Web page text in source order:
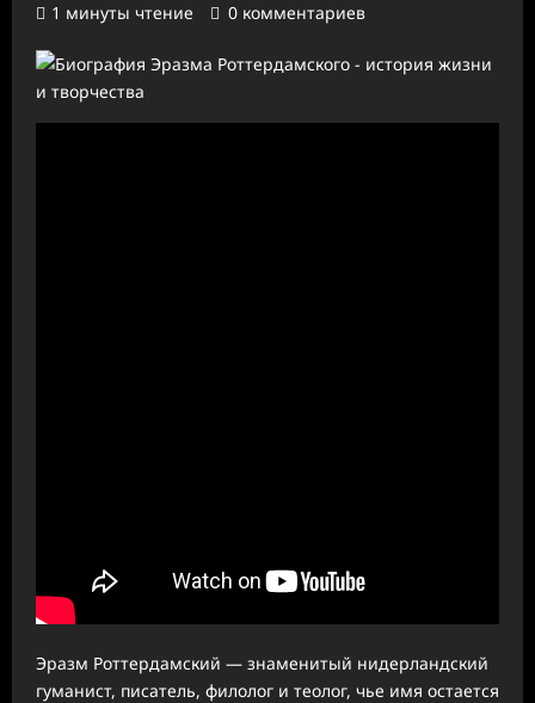
1 минуты чтение
0 комментариев
Эразм Роттердамский — знаменитый нидерландский
гуманист, писатель, филолог и теолог, чье имя остается